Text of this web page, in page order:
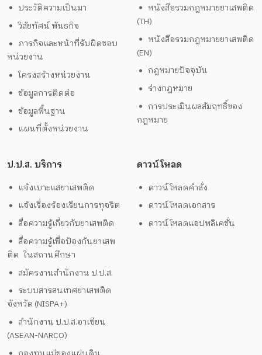
ประวัติความเป็นมา
วิสัยทัศน์ พันธกิจ
ภารกิจและหน้าที่รับผิดชอบ
หน่วยงาน
โครงสร้างหน่วยงาน
ข้อมูลการติดต่อ
ข้อมูลพื้นฐาน
แผนที่ตั้งหน่วยงาน
หนังสือรวมกฎหมายยาเสพติด
(TH)
หนังสือรวมกฎหมายยาเสพติด
(EN)
กฎหมายปัจจุบัน
ร่างกฎหมาย
การประเมินผลสัมฤทธิ์ของ
กฎหมาย
ป.ป.ส. บริการ
แจ้งเบาะแสยาเสพติด
แจ้งเรื่องร้องเรียนการทุจริต
สื่อความรู้เกี่ยวกับยาเสพติด
สื่อความรู้เพื่อป้องกันยาเสพ
ติด ในสถานศึกษา
สมัครงานสำนักงาน ป.ป.ส.
ระบบสารสนเทศยาเสพติด
จังหวัด (NISPA+)
สำนักงาน ป.ป.ส.อาเซียน
(ASEAN-NARCO)
ดาวน์โหลด
ดาวน์โหลดคำสั่ง
ดาวน์โหลดเอกสาร
ดาวน์โหลดแอปพลิเคชั่น